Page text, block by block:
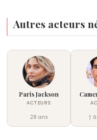
Autres acteurs
Paris Jackson
ACTEURS
28 ans
†